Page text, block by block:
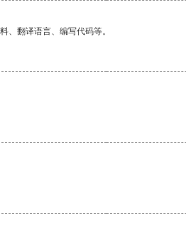
、翻译语言、编写代码等。